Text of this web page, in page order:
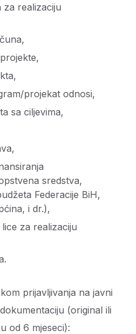
za realizaciju
projekat odnosi,
sa ciljevima,
sredstva,
Federacije BiH,
i dr.),
za realizaciju
prijavljivanja na javni
(original ili
od 6 mjeseci):